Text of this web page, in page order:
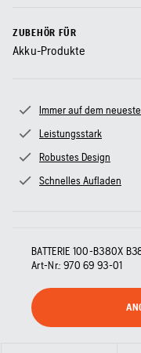
ZUBEHÖR FÜR
Akku-Produkte
Immer auf dem
Leistungsstark
Robustes Design
Schnelles Aufladen
BATTERIE 100-B380X
Art-Nr.: 970 69 93‑01